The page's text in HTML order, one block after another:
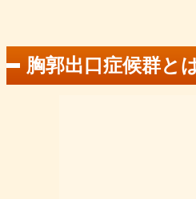
胸郭出口症候群と